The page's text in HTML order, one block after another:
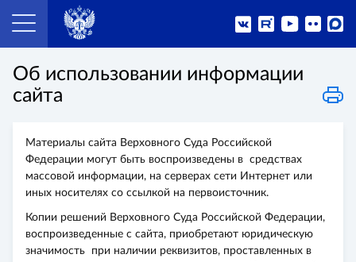
Об использовании информации
сайта
Материалы сайта Верховного Суда Российской
Федерации могут быть воспроизведены в средствах
массовой информации, на серверах сети Интернет или
иных носителях со ссылкой на первоисточник.
Копии решений Верховного Суда Российской Федерации,
воспроизведенные с сайта, приобретают юридическую
значимость при наличии реквизитов, проставленных в